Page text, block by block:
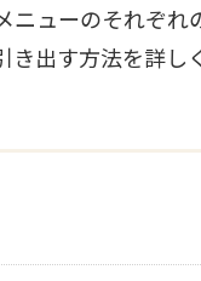
ニューのそれぞれ
出す方法を詳し